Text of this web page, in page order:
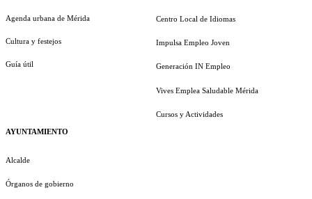
Agenda urbana de Mérida
Cultura y festejos
Guía útil
AYUNTAMIENTO
Alcalde
Órganos de gobierno
Centro Local de Idiomas
Impulsa Empleo Joven
Generación IN Empleo
Vives Emplea Saludable Mérida
Cursos y Actividades